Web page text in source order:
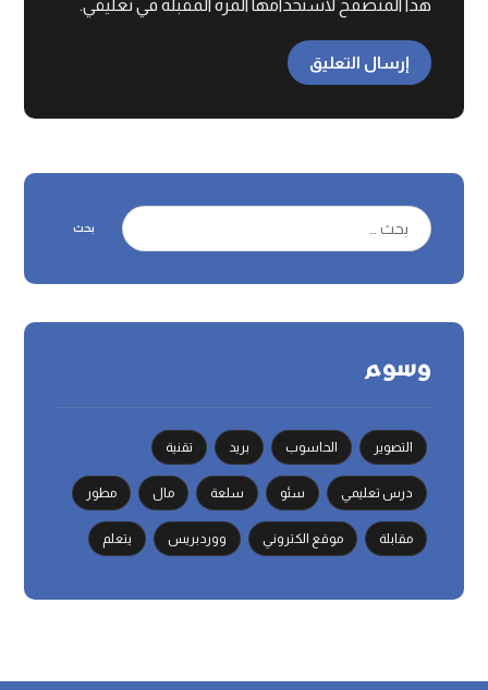
هذا المتصفح لاستخدامها المرة المقبلة في تعليقي.
إرسال التعليق
بحث
وسوم
التصوير الحاسوب بريد تقنية
درس تعليمي سئو سلعة مال مطور
مقابلة موقع الكتروني ووردبريس يتعلم